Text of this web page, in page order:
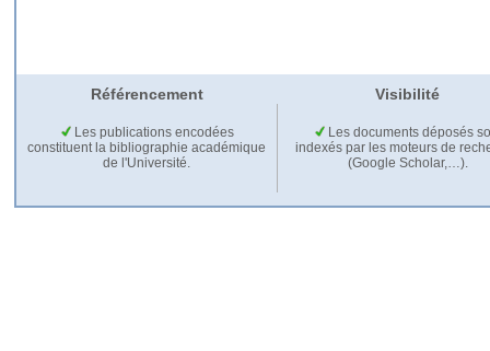
Référencement Visibilité
Les publications encodées
constituent la bibliographie académique
de l'Université.
Les documents déposés
indexés par les moteurs de
(Google Scholar,…).